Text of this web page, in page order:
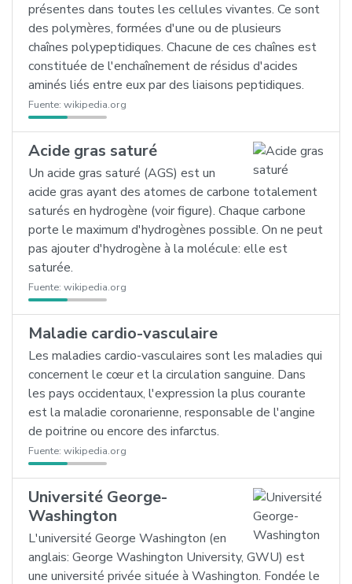
présentes dans toutes les cellules vivantes. Ce sont
des polymères, formées d'une ou de plusieurs
chaînes polypeptidiques. Chacune de ces chaînes est
constituée de l'enchaînement de résidus d'acides
aminés liés entre eux par des liaisons peptidiques.
Fuente: wikipedia.org
Acide gras saturé
Un acide gras saturé (AGS) est un
acide gras ayant des atomes de carbone totalement
saturés en hydrogène (voir figure). Chaque carbone
porte le maximum d'hydrogènes possible. On ne peut
pas ajouter d'hydrogène à la molécule: elle est
saturée.
Fuente: wikipedia.org
Maladie cardio-vasculaire
Les maladies cardio-vasculaires sont les maladies qui
concernent le cœur et la circulation sanguine. Dans
les pays occidentaux, l'expression la plus courante
est la maladie coronarienne, responsable de l'angine
de poitrine ou encore des infarctus.
Fuente: wikipedia.org
Université George-
Washington
L'université George Washington (en
anglais: George Washington University, GWU) est
une université privée située à Washington. Fondée le